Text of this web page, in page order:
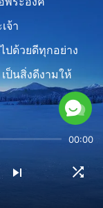
จ้า
ปด้วยดีทุกอย่าง
ป็นสิ่งดีงามให้
พรแห่งพระองค์
ารรู้จักพระเจ้า,
พระเจ้า และ
00:00